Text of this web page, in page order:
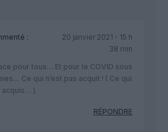
:
20 janvier 2021 - 15 h
38 min
pour tous… Et pour le COVID sous
Ce qui n’est pas acquit ! ( Ce qui
acquis… )
RÉPONDRE